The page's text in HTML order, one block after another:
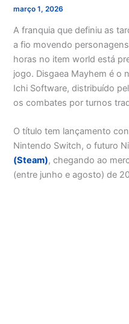
março 1, 2026
A franquia que definiu as
a fio movendo
horas no item world está
jogo. Disgaea Mayhem é o
Ichi Software, distribuído
os combates por turnos
O título tem lançamento
Nintendo Switch, o futuro
(Steam), chegando ao
(entre junho e agosto) de